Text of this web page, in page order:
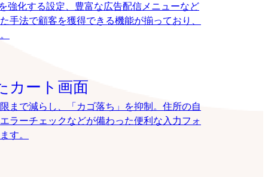
強化する設定、豊富な広告配信メニューなど
手法で顧客を獲得できる機能が揃っており、
カート画面
まで減らし、「カゴ落ち」を抑制。住所の自
ラーチェックなどが備わった便利な入力フォ
す。